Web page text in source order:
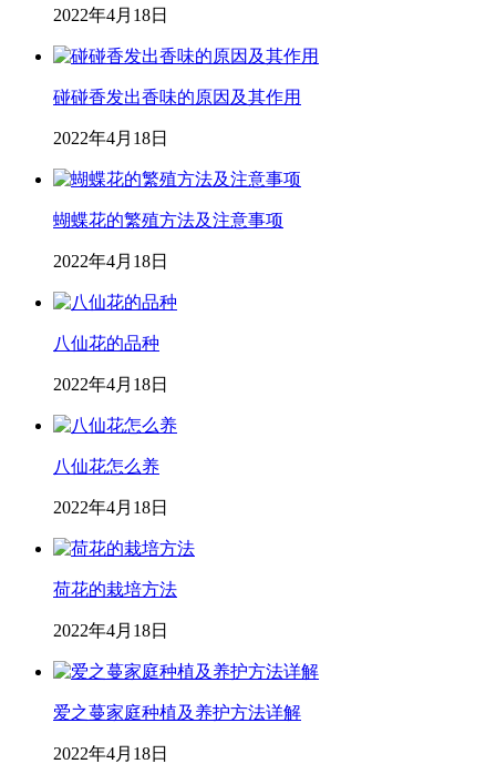
2022年4月18日
碰碰香发出香味的原因及其作用
2022年4月18日
蝴蝶花的繁殖方法及注意事项
2022年4月18日
八仙花的品种
2022年4月18日
八仙花怎么养
2022年4月18日
荷花的栽培方法
2022年4月18日
爱之蔓家庭种植及养护方法详解
2022年4月18日